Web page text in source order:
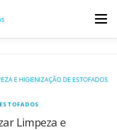
Menu
Limpeza e